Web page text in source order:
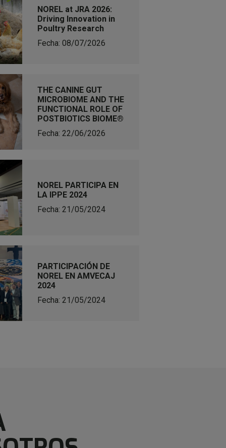
NOREL at JRA 2026:
Driving Innovation in
Poultry Research
Fecha: 08/07/2026
THE CANINE GUT
MICROBIOME AND THE
FUNCTIONAL ROLE OF
POSTBIOTICS BIOME®
Fecha: 22/06/2026
NOREL PARTICIPA EN
LA IPPE 2024
Fecha: 21/05/2024
PARTICIPACIÓN DE
NOREL EN AMVECAJ
2024
Fecha: 21/05/2024